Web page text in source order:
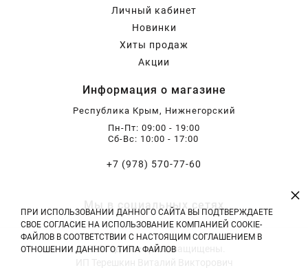
Личный кабинет
Новинки
Хиты продаж
Акции
Информация о магазине
Республика Крым, Нижнегорский
Пн-Пт: 09:00 - 19:00
Сб-Вс: 10:00 - 17:00
+7 (978) 570-77-60
Мы в социальных сетях
2026 год. Все права защищены.
ПРИ ИСПОЛЬЗОВАНИИ ДАННОГО САЙТА ВЫ ПОДТВЕРЖДАЕТЕ
СВОЕ СОГЛАСИЕ НА ИСПОЛЬЗОВАНИЕ КОМПАНИЕЙ COOKIE-
ФАЙЛОВ В СООТВЕТСТВИИ С НАСТОЯЩИМ СОГЛАШЕНИЕМ В
ОТНОШЕНИИ ДАННОГО ТИПА ФАЙЛОВ
×